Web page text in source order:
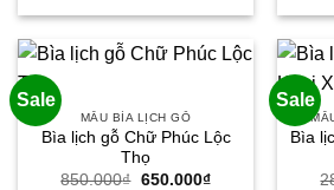
là:
tại
150.000₫.
Sale
MẪU BÌA LỊCH GỖ
Bìa lịch gỗ Chữ Phúc Lộc
Thọ
850.000₫ Giá
650.000₫Giá
Sale
Bìa